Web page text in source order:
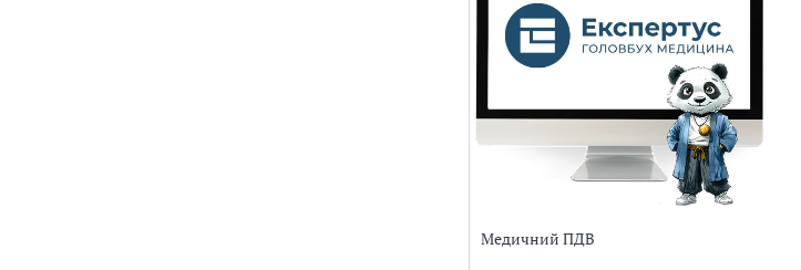
Медичний ПДВ